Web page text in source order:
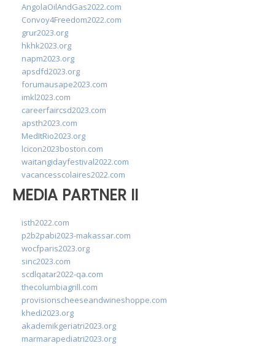
AngolaOilAndGas2022.com
Convoy4Freedom2022.com
grur2023.org
hkhk2023.org
napm2023.org
apsdfd2023.org
forumausape2023.com
imkl2023.com
careerfaircsd2023.com
apsth2023.com
MedItRio2023.org
lcicon2023boston.com
waitangidayfestival2022.com
vacancesscolaires2022.com
MEDIA PARTNER II
isth2022.com
p2b2pabi2023-makassar.com
wocfparis2023.org
sinc2023.com
scdlqatar2022-qa.com
thecolumbiagrill.com
provisionscheeseandwineshoppe.com
khedi2023.org
akademikgeriatri2023.org
marmarapediatri2023.org